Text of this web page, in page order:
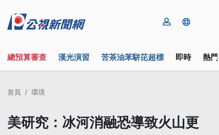
總預算審查 漢光演習 苦茶油苯駢芘超標 即時 熱
首頁 環境
美研究：冰河消融恐導致火山更